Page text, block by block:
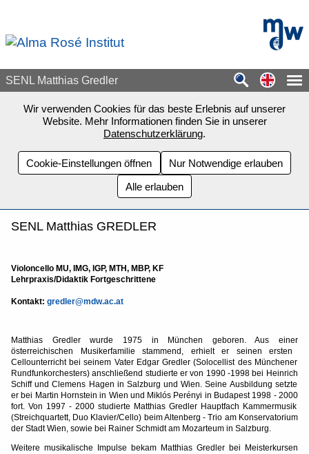
mdw -
SENL Matthias Gredler
Wir verwenden Cookies für das beste Erlebnis auf unserer
Website. Mehr Informationen finden Sie in unserer
Datenschutzerklärung.
Cookie-Einstellungen öffnen
Nur Notwendige erlauben
Alle erlauben
SENL Matthias GREDLER
Violoncello MU, IMG, IGP, MTH, MBP, KF
Lehrpraxis/Didaktik Fortgeschrittene
Kontakt: gredler@mdw.ac.at
Matthias Gredlerwurde 1975 in München geboren. Aus einer
österreichischen Musikerfamilie stammend, erhielt er seinen ersten
Cellounterricht bei seinem Vater Edgar Gredler (Solocellist des Münchener
Rundfunkorchesters) anschließend studierte er von 1990 -1998 bei Heinrich
Schiff und Clemens Hagen in Salzburg und Wien. Seine Ausbildung setzte
er bei Martin Hornstein in Wien und Miklós Perényi in Budapest 1998 - 2000
fort. Von 1997 - 2000 studierte Matthias Gredler Hauptfach Kammermusik
(Streichquartett, Duo Klavier/Cello) beim Altenberg - Trio amKonservatorium
der Stadt Wien, sowie bei Rainer Schmidt am Mozarteum in Salzburg.
Weitere musikalische Impulse bekam Matthias Gredler bei Meisterkursen